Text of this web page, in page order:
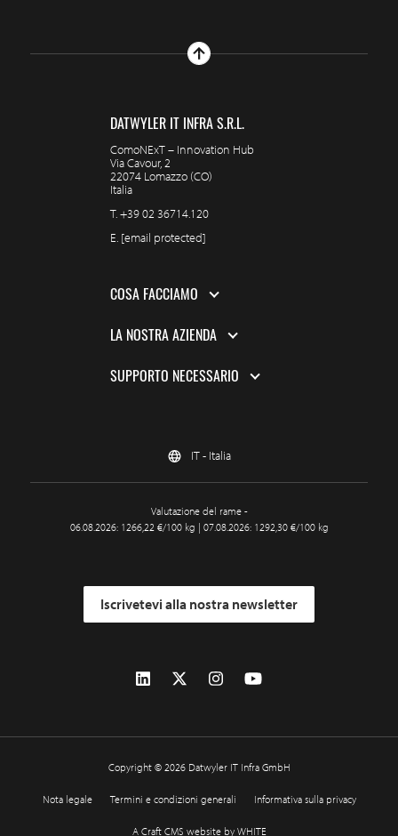
DATWYLER IT INFRA S.R.L.
ComoNExT – Innovation Hub
Via Cavour, 2
22074 Lomazzo (CO)
Italia
T.+39 02 36714.120
E. [email protected]
COSA FACCIAMO
LA NOSTRA AZIENDA
SUPPORTO NECESSARIO
IT - Italia
Valutazione del rame -
06.08.2026: 1266,22 €/100 kg | 07.08.2026: 1292,30 €/100 kg
Iscrivetevi alla nostra newsletter
Copyright © 2026 Datwyler IT Infra GmbH
Nota legale Termini e condizioni generali Informativa sulla privacy
A Craft CMS website by WHITE